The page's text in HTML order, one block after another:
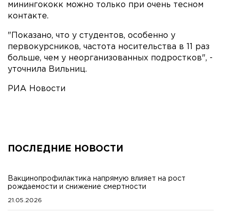
минингококк можно только при очень тесном
контакте.
"Показано, что у студентов, особенно у
первокурсников, частота носительства в 11 раз
больше, чем у неорганизованных подростков", -
уточнила Вильниц.
РИА Новости
ПОСЛЕДНИЕ НОВОСТИ
Вакцинопрофилактика напрямую влияет на рост
рождаемости и снижение смертности
21.05.2026